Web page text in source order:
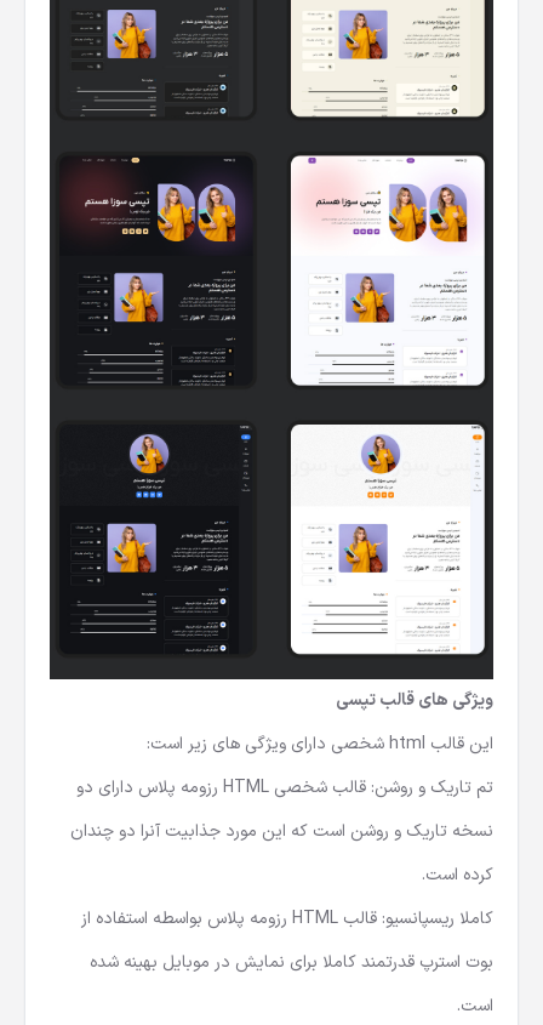
ویژگی های قالب تپسی
این قالب html شخصی
دارای ویژگی های زیر است:
تم تاریک و روشن: قالب شخصی HTML رزومه پلاس دارای دو
نسخه تاریک و روشن است که این مورد جذابیت آنرا دو چندان
کرده است.
کاملا ریسپانسیو: قالب HTML رزومه پلاس بواسطه استفاده از
بوت استرپ قدرتمند کاملا برای نمایش در موبایل بهینه شده
است.